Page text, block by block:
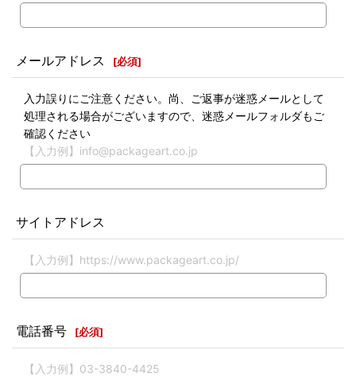
メールアドレス [必須]
入力誤りにご注意ください。尚、ご返事が迷惑メールとして
処理される場合がございますので、迷惑メールフォルダもご
確認ください
【入力例】info@packageart.co.jp
サイトアドレス
【入力例】https://www.packageart.co.jp/
電話番号 [必須]
【入力例】03-3840-4425